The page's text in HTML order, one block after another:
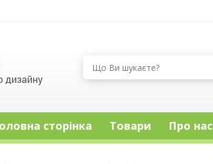
дизайну
сторінка Товари Про нас